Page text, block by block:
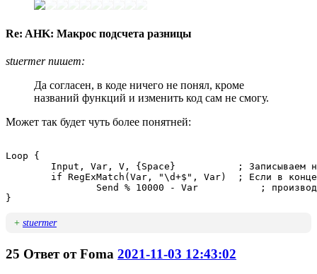
Re: AHK: Макрос подсчета разницы
stuermer пишет:
Да согласен, в коде ничего не понял, кроме
названий функций и изменить код сам не смогу.
Может так будет чуть более понятней:
Loop {
+ stuermer
25 Ответ отFoma 2021-11-03 12:43:02